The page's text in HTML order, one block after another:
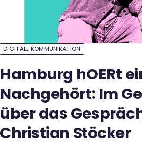
Über uns
Kontakt
DIGITALE KOMMUNIKATION
Hamburg hOERt
Nachgehört: Im
über das
Christian Stöcker